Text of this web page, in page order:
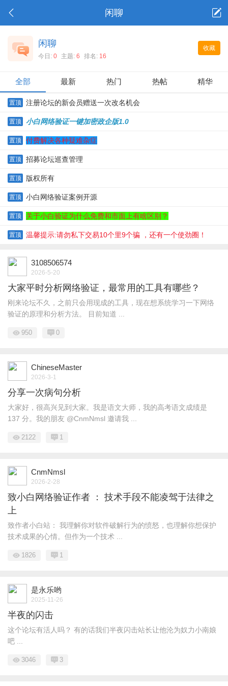
闲聊
收藏
闲聊
今日: 0 主题: 6 排名: 16
全部 最新 热门 热帖 精华
置顶 注册论坛的新会员赠送一次改名机会
置顶 小白网络验证一键加密政企版1.0
置顶 付费解决各种疑难杂症
置顶 招募论坛巡查管理
置顶 版权所有
置顶 小白网络验证案例开源
置顶 关于小白验证为什么免费和市面上有啥区别？
置顶 温馨提示:请勿私下交易10个里9个骗 ，还有一个使劲圈！
3108506574
2026-5-20
大家平时分析网络验证，最常用的工具有哪些？
刚来论坛不久，之前只会用现成的工具，现在想系统学习一下网络
验证的原理和分析方法。 目前知道 ...
950 0
ChineseMaster
2026-3-1
分享一次病句分析
大家好，很高兴见到大家。我是语文大师，我的高考语文成绩是
137 分。我的朋友 @CnmNmsl 邀请我 ...
2122 1
CnmNmsl
2026-2-28
致小白网络验证作者 ： 技术手段不能凌驾于法律之
上
致作者小白站： 我理解你对软件破解行为的愤怒，也理解你想保护
技术成果的心情。但作为一个技术 ...
1826 1
是永乐哟
2025-11-26
半夜的闪击
这个论坛有活人吗？ 有的话我们半夜闪击站长让他沦为奴力小南娘
吧 ...
3046 3